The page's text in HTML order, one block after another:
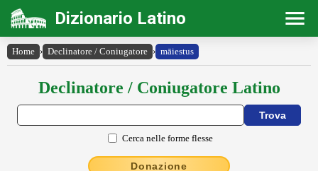
Dizionario Latino
Home › Declinatore / Coniugatore › māiestus
Declinatore / Coniugatore Latino
Cerca nelle forme flesse
Donazione